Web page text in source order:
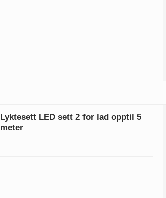
Lyktesett LED sett 2 for lad opptil 5
meter